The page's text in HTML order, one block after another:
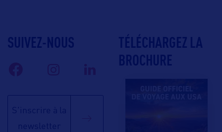
SUIVEZ-NOUS
S'inscrire à la
newsletter
TÉLÉCHARGEZ LA
BROCHURE